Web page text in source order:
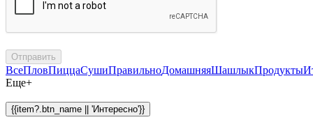
Отправить
ВсеПловПиццаСушиПравильноДомашняяШашлыкПродукты
Еще+
{{item?.btn_name || 'Интересно'}}